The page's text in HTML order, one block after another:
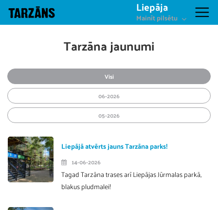
Liepāja
Mainīt pilsētu
Tarzāna jaunumi
Visi
06-2026
05-2026
Liepājā atvērts jauns Tarzāna parks!
14-06-2026
Tagad Tarzāna trases arī Liepājas Jūrmalas parkā,
blakus pludmalei!